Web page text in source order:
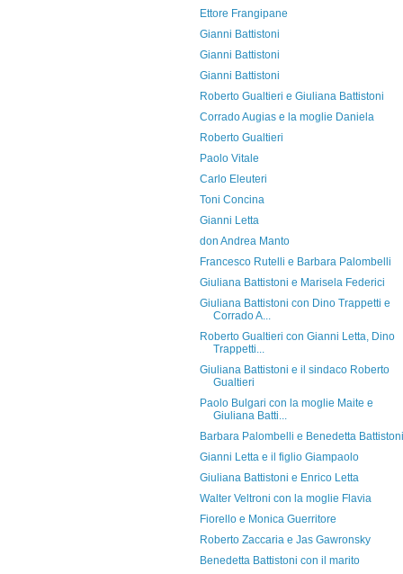
Ettore Frangipane
Gianni Battistoni
Gianni Battistoni
Gianni Battistoni
Roberto Gualtieri e Giuliana Battistoni
Corrado Augias e la moglie Daniela
Roberto Gualtieri
Paolo Vitale
Carlo Eleuteri
Toni Concina
Gianni Letta
don Andrea Manto
Francesco Rutelli e Barbara Palombelli
Giuliana Battistoni e Marisela Federici
Giuliana Battistoni con Dino Trappetti e
Corrado A...
Roberto Gualtieri con Gianni Letta, Dino
Trappetti...
Giuliana Battistoni e il sindaco Roberto
Gualtieri
Paolo Bulgari con la moglie Maite e
Giuliana Batti...
Barbara Palombelli e Benedetta Battistoni
Gianni Letta e il figlio Giampaolo
Giuliana Battistoni e Enrico Letta
Walter Veltroni con la moglie Flavia
Fiorello e Monica Guerritore
Roberto Zaccaria e Jas Gawronsky
Benedetta Battistoni con il marito